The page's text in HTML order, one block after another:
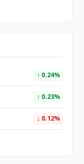
↑ 0.24%
↑ 0.23%
↓ 0.12%